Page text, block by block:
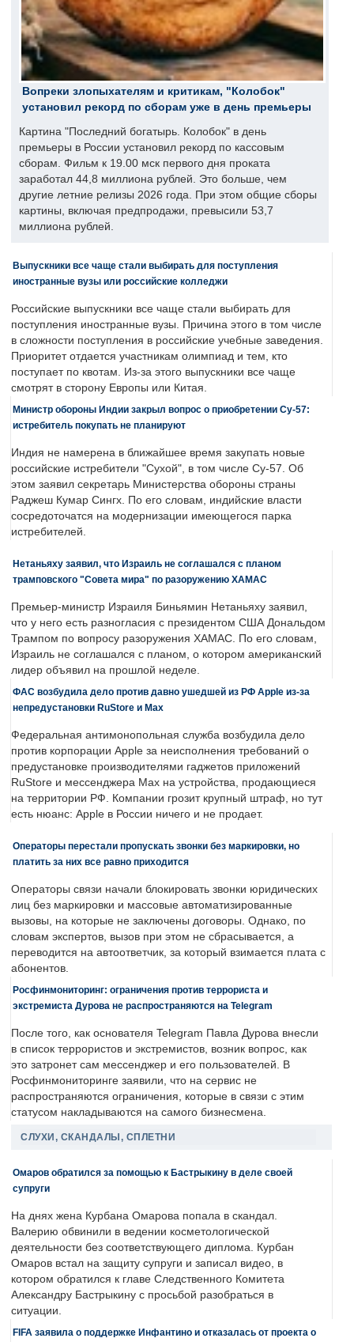
Вопреки злопыхателям и критикам, "Колобок"
установил рекорд по сборам уже в день премьеры
Картина "Последний богатырь. Колобок" в день
премьеры в России установил рекорд по кассовым
сборам. Фильм к 19.00 мск первого дня проката
заработал 44,8 миллиона рублей. Это больше, чем
другие летние релизы 2026 года. При этом общие сборы
картины, включая предпродажи, превысили 53,7
миллиона рублей.
Выпускники все чаще стали выбирать для поступления
иностранные вузы или российские колледжи
Российские выпускники все чаще стали выбирать для
поступления иностранные вузы. Причина этого в том числе
в сложности поступления в российские учебные заведения.
Приоритет отдается участникам олимпиад и тем, кто
поступает по квотам. Из-за этого выпускники все чаще
смотрят в сторону Европы или Китая.
Министр обороны Индии закрыл вопрос о приобретении Су-57:
истребитель покупать не планируют
Индия не намерена в ближайшее время закупать новые
российские истребители "Сухой", в том числе Су-57. Об
этом заявил секретарь Министерства обороны страны
Раджеш Кумар Сингх. По его словам, индийские власти
сосредоточатся на модернизации имеющегося парка
истребителей.
Нетаньяху заявил, что Израиль не соглашался с планом
трамповского "Совета мира" по разоружению ХАМАС
Премьер-министр Израиля Биньямин Нетаньяху заявил,
что у него есть разногласия с президентом США Дональдом
Трампом по вопросу разоружения ХАМАС. По его словам,
Израиль не соглашался с планом, о котором американский
лидер объявил на прошлой неделе.
ФАС возбудила дело против давно ушедшей из РФ Apple из-за
непредустановки RuStore и Max
Федеральная антимонопольная служба возбудила дело
против корпорации Apple за неисполнения требований о
предустановке производителями гаджетов приложений
RuStore и мессенджера Max на устройства, продающиеся
на территории РФ. Компании грозит крупный штраф, но тут
есть нюанс: Apple в России ничего и не продает.
Операторы перестали пропускать звонки без маркировки, но
платить за них все равно приходится
Операторы связи начали блокировать звонки юридических
лиц без маркировки и массовые автоматизированные
вызовы, на которые не заключены договоры. Однако, по
словам экспертов, вызов при этом не сбрасывается, а
переводится на автоответчик, за который взимается плата с
абонентов.
Росфинмониторинг: ограничения против террориста и
экстремиста Дурова не распространяются на Telegram
После того, как основателя Telegram Павла Дурова внесли
в список террористов и экстремистов, возник вопрос, как
это затронет сам мессенджер и его пользователей. В
Росфинмониторинге заявили, что на сервис не
распространяются ограничения, которые в связи с этим
статусом накладываются на самого бизнесмена.
СЛУХИ, СКАНДАЛЫ, СПЛЕТНИ
Омаров обратился за помощью к Бастрыкину в деле своей
супруги
На днях жена Курбана Омарова попала в скандал.
Валерию обвинили в ведении косметологической
деятельности без соответствующего диплома. Курбан
Омаров встал на защиту супруги и записал видео, в
котором обратился к главе Следственного Комитета
Александру Бастрыкину с просьбой разобраться в
ситуации.
FIFA заявила о поддержке Инфантино и отказалась от проекта о